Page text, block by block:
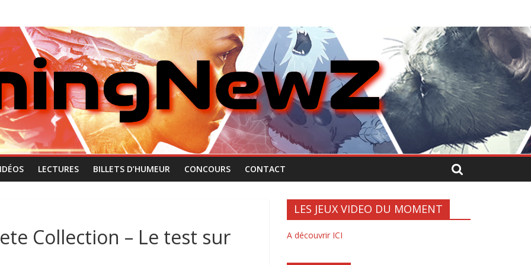
LECTURES BILLETS D’HUMEUR CONCOURS CONTACT
Collection – Le test sur
LES JEUX VIDEO DU MOMENT
A découvrir ICI